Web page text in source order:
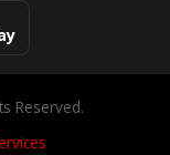
Reserved.